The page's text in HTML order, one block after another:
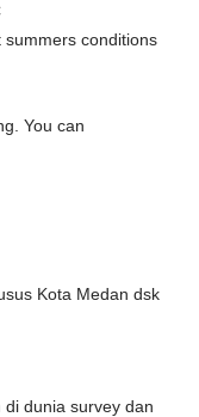
summers conditions
You can
Kota Medan dsk
dunia survey dan